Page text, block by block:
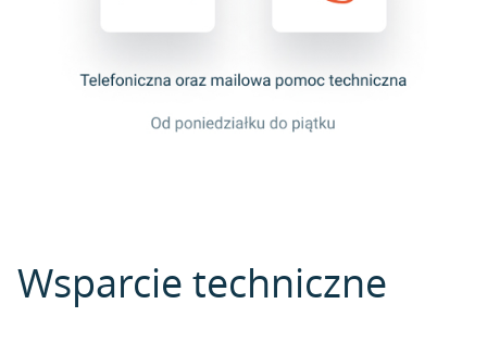
Wsparcie techniczne